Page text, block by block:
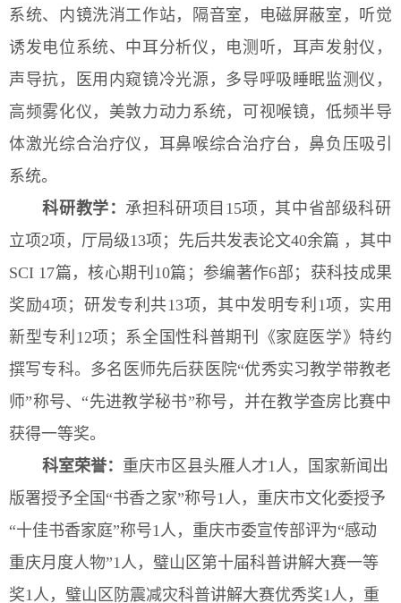
系统、内镜洗消工作站，隔音室，电磁屏蔽室，听觉
诱发电位系统、中耳分析仪，电测听，耳声发射仪，
声导抗，医用内窥镜冷光源，多导呼吸睡眠监测仪，
高频雾化仪，美敦力动力系统，可视喉镜，低频半导
体激光综合治疗仪，耳鼻喉综合治疗台，鼻负压吸引
系统。
科研教学： 承担科研项目15项，其中省部级科研
立项2项，厅局级13项；先后共发表论文40余篇 ，其中
SCI 17篇，核心期刊10篇；参编著作6部；获科技成果
奖励4项；研发专利共13项，其中发明专利1项，实用
新型专利12项；系全国性科普期刊《家庭医学》特约
撰写专科。 多名 医师先后获医院“优秀实习教学带教老
师”称号、“先进教学秘书”称号 ， 并在教学查房比赛中
获得一等奖。
科室荣誉： 重庆市区县头雁人才1人，
国家新闻出
版署授予全国“书香之家”称号1人，重庆市文化委授予
“十佳书香家庭”称号1人， 重庆市委宣传部评为“感动
重庆月度人物”1人，璧山区第十届科普讲解大赛一等
奖1人， 璧山区防震减灾科普讲解大赛优秀奖1人，重